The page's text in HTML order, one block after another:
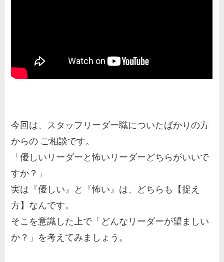
今回は、スタッフリーダー職についたばかりの方
からの ご相談です。
「優しいリーダーと怖いリーダーどちらがいいで
すか？」
実は『優しい』と『怖い』は、どちらも【捉え
方】なんです。
そこを意識した上で「どんなリーダーが望ましい
か？」を考えてみましょう。